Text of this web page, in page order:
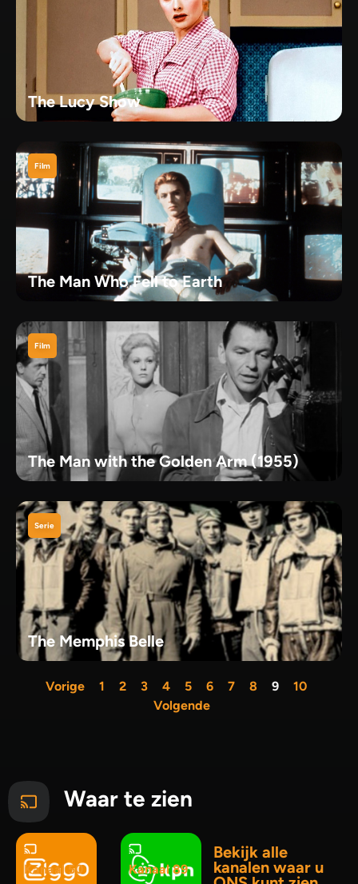
The Lucy Show
The Man Who Fell to Earth
Film
The Man with the Golden Arm (1955)
Film
The Memphis Belle
Serie
Vorige 1 2 3 4 5 6 7 8 9
10
Volgende
Waar te zien
Kanaal 50
Kanaal 89
Bekijk alle
kanalen waar u